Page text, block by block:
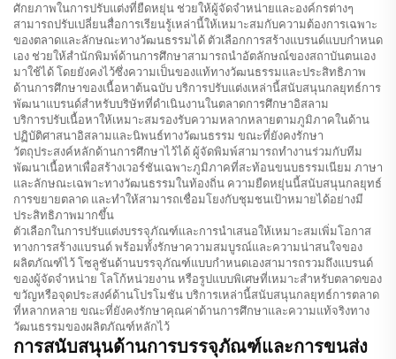
ศักยภาพในการปรับแต่งที่ยืดหยุ่น ช่วยให้ผู้จัดจำหน่ายและองค์กรต่างๆ
สามารถปรับเปลี่ยนสื่อการเรียนรู้เหล่านี้ให้เหมาะสมกับความต้องการเฉพาะ
ของตลาดและลักษณะทางวัฒนธรรมได้ ตัวเลือกการสร้างแบรนด์แบบกำหนด
เอง ช่วยให้สำนักพิมพ์ด้านการศึกษาสามารถนำอัตลักษณ์ของสถาบันตนเอง
มาใช้ได้ โดยยังคงไว้ซึ่งความเป็นของแท้ทางวัฒนธรรมและประสิทธิภาพ
ด้านการศึกษาของเนื้อหาต้นฉบับ บริการปรับแต่งเหล่านี้สนับสนุนกลยุทธ์การ
พัฒนาแบรนด์สำหรับบริษัทที่ดำเนินงานในตลาดการศึกษาอิสลาม
บริการปรับเนื้อหาให้เหมาะสมรองรับความหลากหลายตามภูมิภาคในด้าน
ปฏิบัติศาสนาอิสลามและนิพนธ์ทางวัฒนธรรม ขณะที่ยังคงรักษา
วัตถุประสงค์หลักด้านการศึกษาไว้ได้ ผู้จัดพิมพ์สามารถทำงานร่วมกับทีม
พัฒนาเนื้อหาเพื่อสร้างเวอร์ชันเฉพาะภูมิภาคที่สะท้อนขนบธรรมเนียม ภาษา
และลักษณะเฉพาะทางวัฒนธรรมในท้องถิ่น ความยืดหยุ่นนี้สนับสนุนกลยุทธ์
การขยายตลาด และทำให้สามารถเชื่อมโยงกับชุมชนเป้าหมายได้อย่างมี
ประสิทธิภาพมากขึ้น
ตัวเลือกในการปรับแต่งบรรจุภัณฑ์และการนำเสนอให้เหมาะสมเพิ่มโอกาส
ทางการสร้างแบรนด์ พร้อมทั้งรักษาความสมบูรณ์และความน่าสนใจของ
ผลิตภัณฑ์ไว้ โซลูชันด้านบรรจุภัณฑ์แบบกำหนดเองสามารถรวมถึงแบรนด์
ของผู้จัดจำหน่าย โลโก้หน่วยงาน หรือรูปแบบพิเศษที่เหมาะสำหรับตลาดของ
ขวัญหรือจุดประสงค์ด้านโปรโมชัน บริการเหล่านี้สนับสนุนกลยุทธ์การตลาด
ที่หลากหลาย ขณะที่ยังคงรักษาคุณค่าด้านการศึกษาและความแท้จริงทาง
วัฒนธรรมของผลิตภัณฑ์หลักไว้
การสนับสนุนด้านการบรรจุภัณฑ์และการขนส่ง